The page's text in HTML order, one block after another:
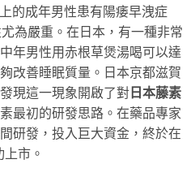
的成年男性患有陽痿早洩症
為嚴重。在日本，有一種非常
年男性用赤根草煲湯喝可以達
改善睡眠質量。日本京都滋賀
現這一現象開啟了對日本藤素
最初的研發思路。在藥品專家
研發，投入巨大資金，終於在
市。